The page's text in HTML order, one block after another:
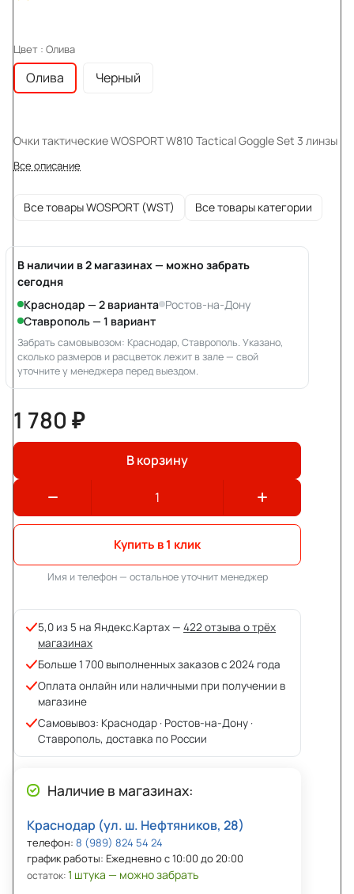
Цвет : Олива
Олива Черный
Очки тактические WOSPORT W810 Tactical Goggle Set 3 линзы
Все описание
Все товары WOSPORT (WST) Все товары категории
В наличии в 2 магазинах — можно забрать
сегодня
Краснодар — 2 варианта Ростов-на-Дону
Ставрополь — 1 вариант
Забрать самовывозом: Краснодар, Ставрополь. Указано,
сколько размеров и расцветок лежит в зале — свой
уточните у менеджера перед выездом.
1 780 ₽
В корзину
Купить в 1 клик
Имя и телефон — остальное уточнит менеджер
5,0 из 5 на Яндекс.Картах — 422 отзыва о трёх
магазинах
Больше 1 700 выполненных заказов с 2024 года
Оплата онлайн или наличными при получении в
магазине
Самовывоз: Краснодар · Ростов-на-Дону ·
Ставрополь, доставка по России
Наличие в магазинах:
Краснодар (ул. ш. Нефтяников, 28)
телефон: 8 (989) 824 54 24
график работы: Ежедневно с 10:00 до 20:00
остаток:1 штука — можно забрать